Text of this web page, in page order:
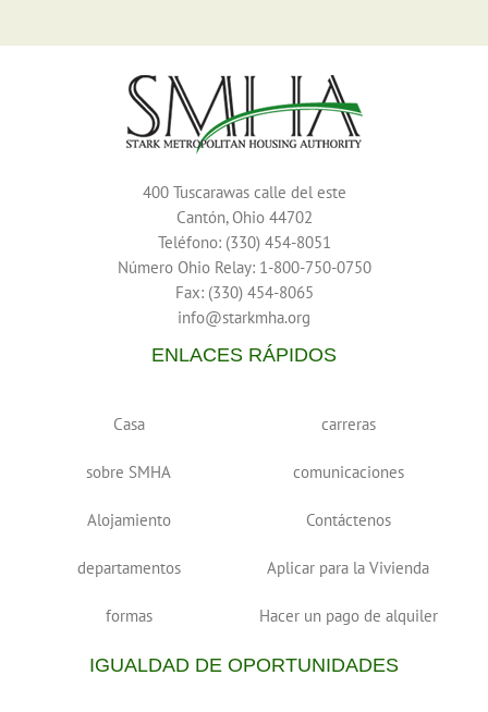
400 Tuscarawas calle del este
Cantón, Ohio 44702
Teléfono: (330) 454-8051
Número Ohio Relay: 1-800-750-0750
Fax: (330) 454-8065
info@starkmha.org
ENLACES RÁPIDOS
Casa
sobre SMHA
Alojamiento
departamentos
formas
carreras
comunicaciones
Contáctenos
Aplicar para la Vivienda
Hacer un pago de alquiler
IGUALDAD DE OPORTUNIDADES